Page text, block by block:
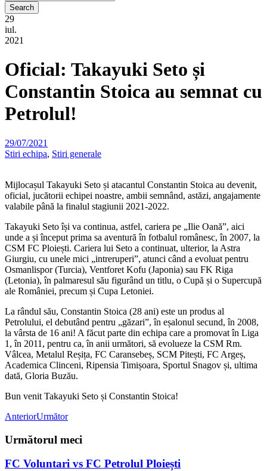
29
iul.
2021
Oficial: Takayuki Seto și
Constantin Stoica au semnat cu
Petrolul!
29/07/2021
Stiri echipa, Stiri generale
Mijlocașul Takayuki Seto și atacantul Constantin Stoica au devenit,
oficial, jucătorii echipei noastre, ambii semnând, astăzi, angajamente
valabile până la finalul stagiunii 2021-2022.
Takayuki Seto își va continua, astfel, cariera pe „Ilie Oană”, aici
unde a și început prima sa aventură în fotbalul românesc, în 2007, la
CSM FC Ploiești. Cariera lui Seto a continuat, ulterior, la Astra
Giurgiu, cu unele mici „intreruperi”, atunci când a evoluat pentru
Osmanlispor (Turcia), Ventforet Kofu (Japonia) sau FK Riga
(Letonia), în palmaresul său figurând un titlu, o Cupă și o Supercupă
ale României, precum și Cupa Letoniei.
La rândul său, Constantin Stoica (28 ani) este un produs al
Petrolului, el debutând pentru „găzari”, în eșalonul secund, în 2008,
la vârsta de 16 ani! A făcut parte din echipa care a promovat în Liga
1, în 2011, pentru ca, în anii următori, să evolueze la CSM Rm.
Vâlcea, Metalul Reșița, FC Caransebeș, SCM Pitești, FC Argeș,
Academica Clinceni, Ripensia Timișoara, Sportul Snagov și, ultima
dată, Gloria Buzău.
Bun venit Takayuki Seto și Constantin Stoica!
AnteriorUrmător
Următorul meci
FC Voluntari vs FC Petrolul Ploiești